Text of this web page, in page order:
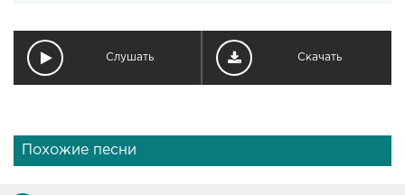
Слушать Скачать
Похожие песни